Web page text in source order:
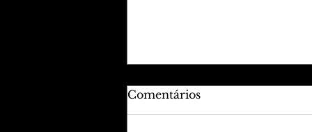
Comentários